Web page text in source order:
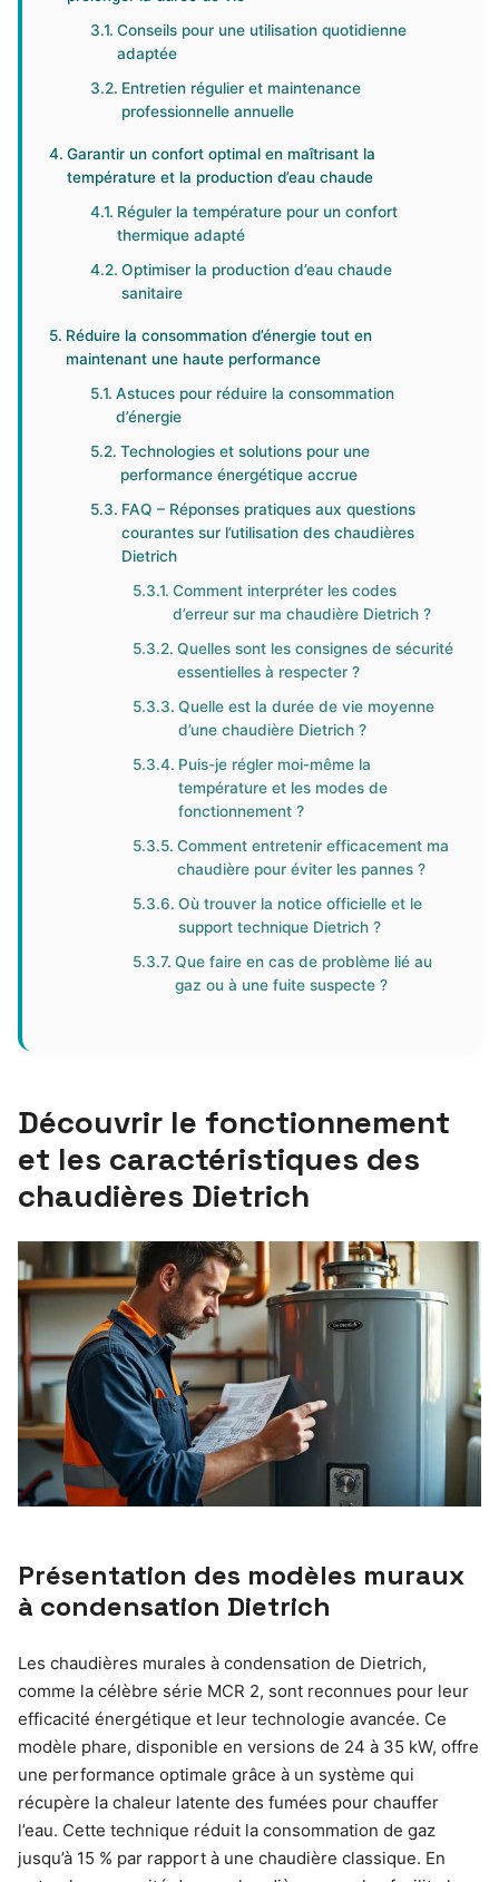
Conseils pour une utilisation quotidienne
adaptée
Entretien régulier et maintenance
professionnelle annuelle
Garantir un confort optimal en maîtrisant la
température et la production d’eau chaude
Réguler la température pour un confort
thermique adapté
Optimiser la production d’eau chaude
sanitaire
Réduire la consommation d’énergie tout en
maintenant une haute performance
Astuces pour réduire la consommation
d’énergie
Technologies et solutions pour une
performance énergétique accrue
FAQ – Réponses pratiques aux questions
courantes sur l’utilisation des chaudières
Dietrich
Comment interpréter les codes
d’erreur sur ma chaudière Dietrich ?
Quelles sont les consignes de sécurité
essentielles à respecter ?
Quelle est la durée de vie moyenne
d’une chaudière Dietrich ?
Puis-je régler moi-même la
température et les modes de
fonctionnement ?
Comment entretenir efficacement ma
chaudière pour éviter les pannes ?
Où trouver la notice officielle et le
support technique Dietrich ?
Que faire en cas de problème lié au
gaz ou à une fuite suspecte ?
Découvrir le fonctionnement
et les caractéristiques des
chaudières Dietrich
Présentation des modèles muraux
à condensation Dietrich
Les chaudières murales à condensation de Dietrich,
comme la célèbre série MCR 2, sont reconnues pour leur
efficacité énergétique et leur technologie avancée. Ce
modèle phare, disponible en versions de 24 à 35 kW, offre
une performance optimale grâce à un système qui
récupère la chaleur latente des fumées pour chauffer
l’eau. Cette technique réduit la consommation de gaz
jusqu’à 15 % par rapport à une chaudière classique. En